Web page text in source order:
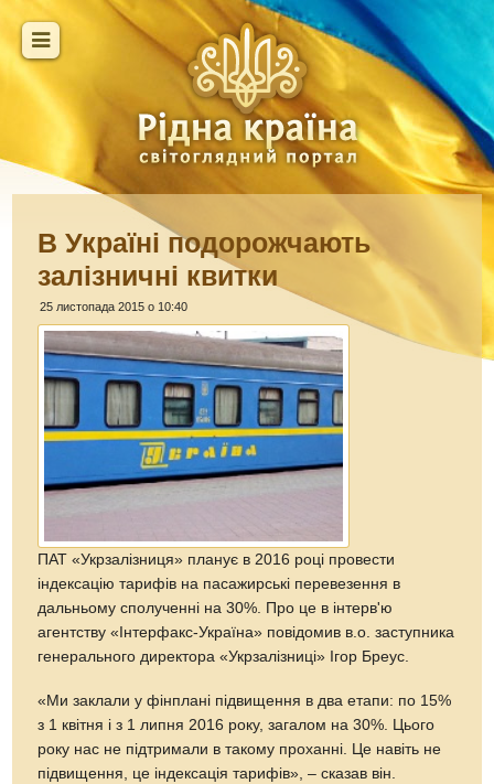
В Україні подорожчають
залізничні квитки
25 листопада 2015 о 10:40
ПАТ «Укрзалізниця» планує в 2016 році провести
індексацію тарифів на пасажирські перевезення в
дальньому сполученні на 30%. Про це в інтерв'ю
агентству «Інтерфакс-Україна» повідомив в.о. заступника
генерального директора «Укрзалізниці» Ігор Бреус.
«Ми заклали у фінплані підвищення в два етапи: по 15%
з 1 квітня і з 1 липня 2016 року, загалом на 30%. Цього
року нас не підтримали в такому проханні. Це навіть не
підвищення, це індексація тарифів», – сказав він.